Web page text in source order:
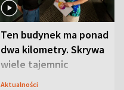
Ten budynek ma ponad
dwa kilometry. Skrywa
wiele tajemnic
Aktualności